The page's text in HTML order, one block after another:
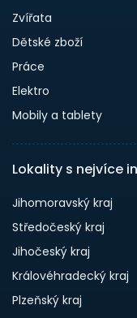
Zvířata
Dětské zboží
Práce
Elektro
Mobily a tablety
Lokality s nejvíce
Jihomoravský kraj
Středočeský kraj
Jihočeský kraj
Královéhradecký kraj
Plzeňský kraj